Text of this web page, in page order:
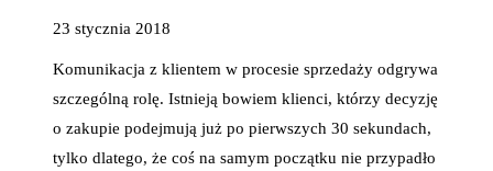
23 stycznia 2018
Komunikacja z klientem w procesie sprzedaży odgrywa
szczególną rolę. Istnieją bowiem klienci, którzy decyzję
o zakupie podejmują już po pierwszych 30 sekundach,
tylko dlatego, że coś na samym początku nie przypadło